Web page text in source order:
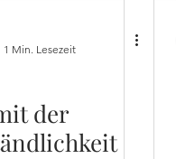
1 Min. Lesezeit
der